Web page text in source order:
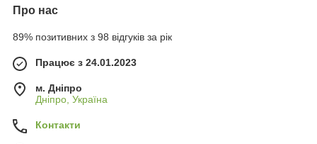
Про нас
89% позитивних з 98 відгуків за рік
Працює з 24.01.2023
м. Дніпро
Дніпро, Україна
Контакти